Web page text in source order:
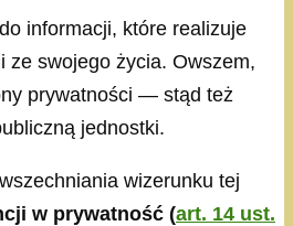
informacji, które realizuje
ze swojego życia. Owszem,
prywatności — stąd też
jednostki.
wizerunku tej
w prywatność (art. 14 ust.